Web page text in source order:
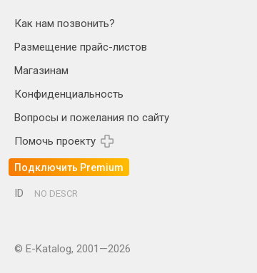
Как нам позвонить?
Размещение прайс-листов
Магазинам
Конфиденциальность
Вопросы и пожелания по сайту
Помочь проекту
Подключить Premium
ID NO DESCR
© E-Katalog, 2001—2026